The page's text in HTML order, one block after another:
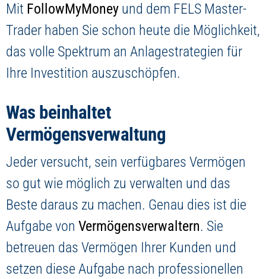
Mit FollowMyMoneyund dem FELS Master-
Trader haben Sie schon heute die Möglichkeit,
das volle Spektrum an Anlagestrategien für
Ihre Investition auszuschöpfen.
Was beinhaltet
Vermögensverwaltung
Jeder versucht, sein verfügbares Vermögen
so gut wie möglich zu verwalten und das
Beste daraus zu machen. Genau dies ist die
Aufgabe von Vermögensverwaltern. Sie
betreuen das Vermögen Ihrer Kunden und
setzen diese Aufgabe nach professionellen